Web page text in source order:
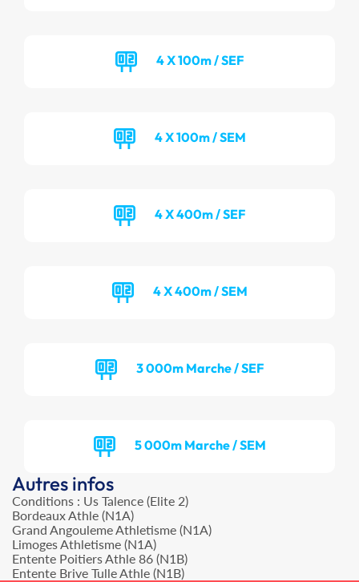
4 X 100m / SEF
4 X 100m / SEM
4 X 400m / SEF
4 X 400m / SEM
3 000m Marche / SEF
5 000m Marche / SEM
Autres infos
Conditions : Us Talence (Elite 2)
Bordeaux Athle (N1A)
Grand Angouleme Athletisme (N1A)
Limoges Athletisme (N1A)
Entente Poitiers Athle 86 (N1B)
Entente Brive Tulle Athle (N1B)